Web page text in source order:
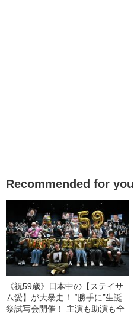
Recommended for you
《祝59歳》日本中の【ステイサ
ム愛】が大暴走！ “勝手に”生誕
祭試写会開催！ 主演も助演も全